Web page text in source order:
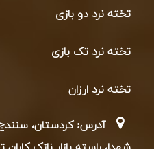
تخته نرد دو بازی
تخته نرد تک بازی
تخته نرد ارزان
آدرس: کردستان،